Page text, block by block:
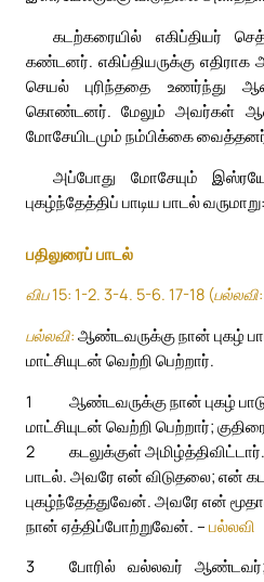
கடற்கரையில் எகிப்தியர்
கண்டனர். எகிப்தியருக்கு
செயல் புரிந்ததை உணர்ந்து
கொண்டனர். மேலும் அவர்கள்
மோசேயிடமும் நம்பிக்கை
அப்போது மோசேயும்
புகழ்ந்தேத்திப் பாடிய பாடல் வருமாறு:
பதிலுரைப் பாடல்
விப 15: 1-2. 3-4. 5-6. 17-18
பல்லவி: ஆண்டவருக்கு நான் புகழ்
மாட்சியுடன் வெற்றி பெற்றார்.
1
ஆண்டவருக்கு நான் புகழ்
மாட்சியுடன் வெற்றி பெற்றார்;
கடலுக்குள் அமிழ்த்திவிட்டார்.
2
பாடல். அவரே என் விடுதலை; என்
புகழ்ந்தேத்துவேன். அவரே என்
நான் ஏத்திப்போற்றுவேன். – பல்லவி
3
போரில் வல்லவர்